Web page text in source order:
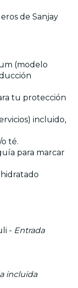
de Sanjay
(modelo
tu protección
incluido,
té.
para marcar
- Entrada
incluida